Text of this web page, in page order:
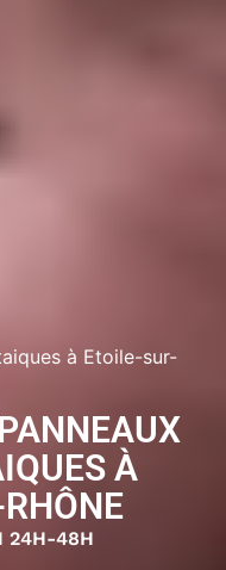
à Etoile-sur-
À
24H-48H